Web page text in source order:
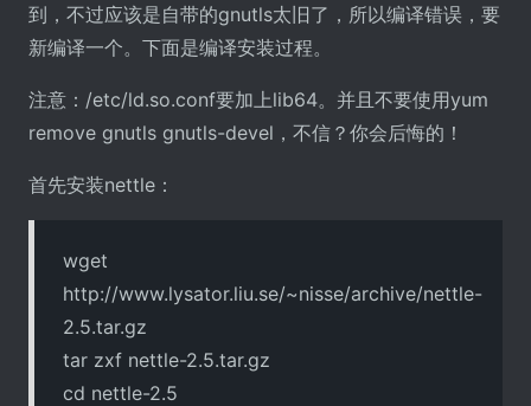
到，不过应该是自带的gnutls太旧了，所以编译错误，要
新编译一个。下面是编译安装过程。
注意：/etc/ld.so.conf要加上lib64。并且不要使用yum
remove gnutls gnutls-devel，不信？你会后悔的！
首先安装nettle：
wget
http://www.lysator.liu.se/~nisse/archive/nettle-
2.5.tar.gz
tar zxf nettle-2.5.tar.gz
cd nettle-2.5